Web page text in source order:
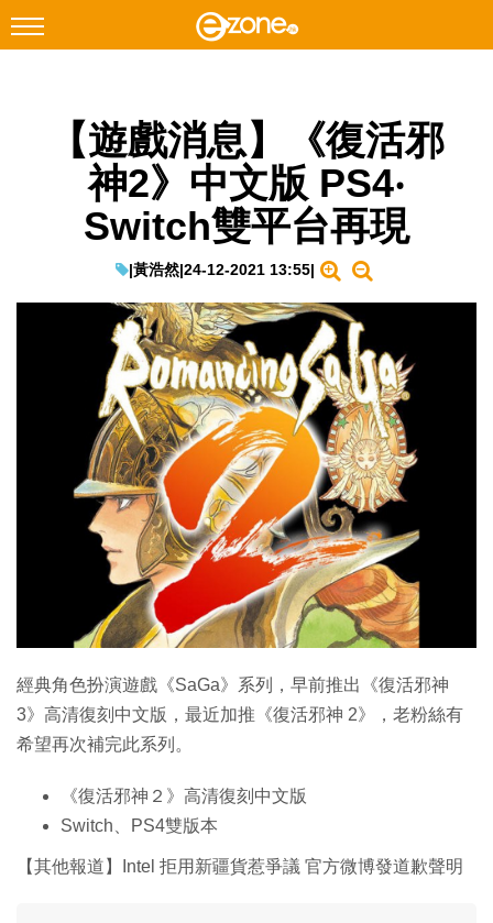
Facebook Instagram
教學評測
生成式AI與雲端應用
Enterprise Digital Transformation
【遊戲消息】《復活邪
神2》中文版 PS4‧
Switch雙平台再現
|黃浩然|24-12-2021 13:55|
經典角色扮演遊戲《SaGa》系列，早前推出《復活邪神
3》高清復刻中文版，最近加推《復活邪神 2》，老粉絲有
希望再次補完此系列。
《復活邪神２》高清復刻中文版
Switch、PS4雙版本
【其他報道】Intel 拒用新疆貨惹爭議 官方微博發道歉聲明